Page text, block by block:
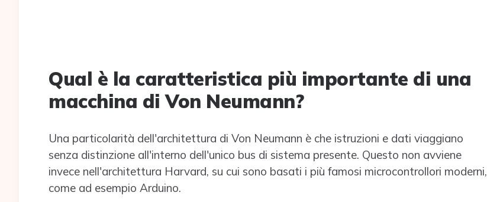
Qual è la caratteristica più importante di una
macchina di Von Neumann?
Una particolarità dell'architettura di Von Neumann è che istruzioni e dati viaggiano
senza distinzione all'interno dell'unico bus di sistema presente. Questo non avviene
invece nell'architettura Harvard, su cui sono basati i più famosi microcontrollori moderni,
come ad esempio Arduino.